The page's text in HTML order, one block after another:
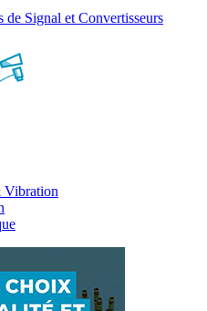
de Signal et Convertisseurs
Vibration